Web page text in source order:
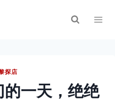
探店
一天，绝绝